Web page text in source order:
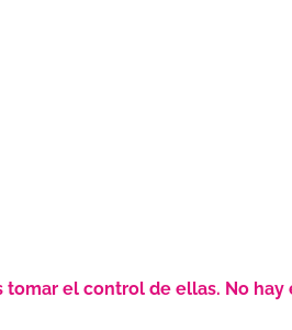
el control de ellas. No